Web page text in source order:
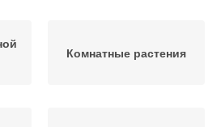
Комнатные растения